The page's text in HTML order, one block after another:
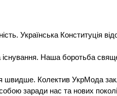
Українська Конституція
існування. Наша боротьба
Колектив УкрМода
заради нас та нових